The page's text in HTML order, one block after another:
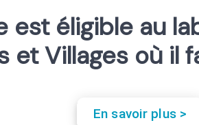
est éligible au
et Villages où il
En savoir plus >